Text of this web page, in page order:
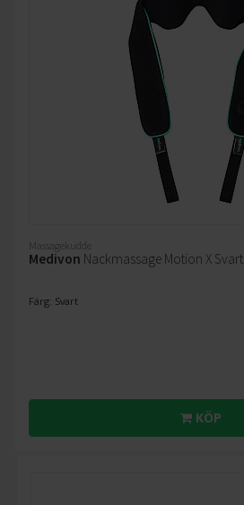
Massagekudde
Medivon Nackmassage Motion X Svart
Färg: Svart
KÖP